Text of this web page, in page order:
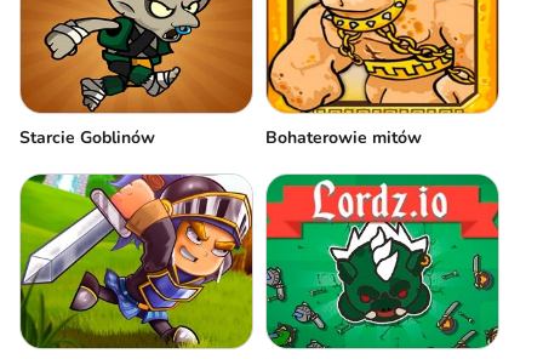
Starcie Goblinów Bohaterowie mitów